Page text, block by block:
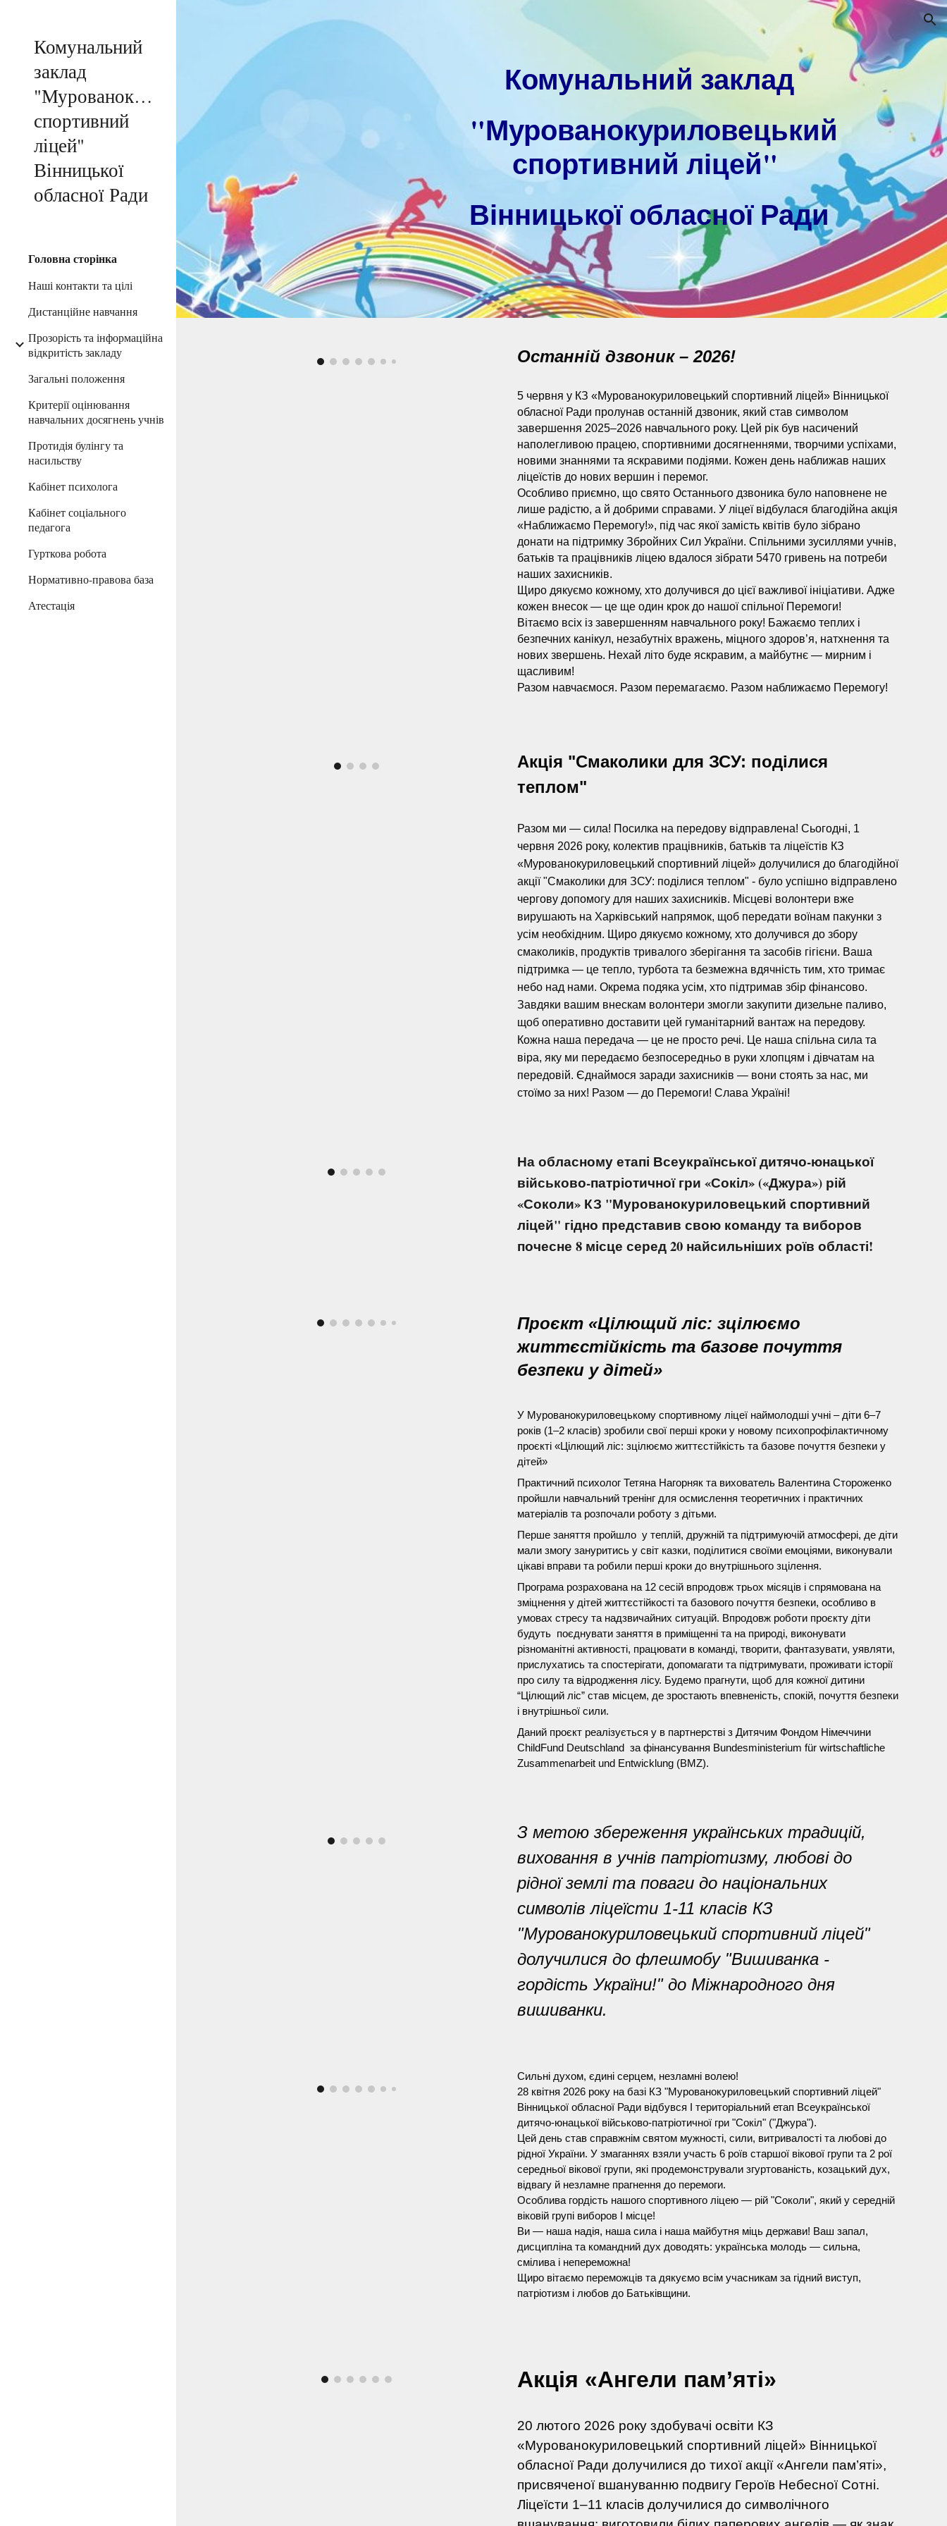
Skip to main content
Комунальний
заклад
"Мурованокуриловецький
спортивний
ліцей"
Вінницької
обласної Ради
Головна сторінка
Наші контакти та цілі
Дистанційне навчання
Прозорість та інформаційна
відкритість закладу
Загальні положення
Критерії оцінювання
навчальних досягнень учнів
Протидія булінгу та
насильству
Кабінет психолога
Кабінет соціального
педагога
Гурткова робота
Нормативно-правова база
Атестація
Комунальний заклад
"Мурованокуриловецький
спортивний ліцей"
Вінницької обласної Ради
Останній дзвоник – 2026!
5 червня у КЗ «Мурованокуриловецький спортивний ліцей» Вінницької
обласної Ради пролунав останній дзвоник, який став символом
завершення 2025–2026 навчального року. Цей рік був насичений
наполегливою працею, спортивними досягненнями, творчими успіхами,
новими знаннями та яскравими подіями. Кожен день наближав наших
ліцеїстів до нових вершин і перемог.
Особливо приємно, що свято Останнього дзвоника було наповнене не
лише радістю, а й добрими справами. У ліцеї відбулася благодійна акція
«Наближаємо Перемогу!», під час якої замість квітів було зібрано
донати на підтримку Збройних Сил України. Спільними зусиллями учнів,
батьків та працівників ліцею вдалося зібрати 5470 гривень на потреби
наших захисників.
Щиро дякуємо кожному, хто долучився до цієї важливої ініціативи. Адже
кожен внесок — це ще один крок до нашої спільної Перемоги!
Вітаємо всіх із завершенням навчального року! Бажаємо теплих і
безпечних канікул, незабутніх вражень, міцного здоров’я, натхнення та
нових звершень. Нехай літо буде яскравим, а майбутнє — мирним і
щасливим!
Разом навчаємося. Разом перемагаємо. Разом наближаємо Перемогу!
Акція "Смаколики для ЗСУ: поділися
теплом"
Разом ми — сила! Посилка на передову відправлена! Сьогодні, 1
червня 2026 року, колектив працівників, батьків та ліцеїстів КЗ
«Мурованокуриловецький спортивний ліцей» долучилися до благодійної
акції "Смаколики для ЗСУ: поділися теплом" - було успішно відправлено
чергову допомогу для наших захисників. Місцеві волонтери вже
вирушають на Харківський напрямок, щоб передати воїнам пакунки з
усім необхідним. Щиро дякуємо кожному, хто долучився до збору
смаколиків, продуктів тривалого зберігання та засобів гігієни. Ваша
підтримка — це тепло, турбота та безмежна вдячність тим, хто тримає
небо над нами. Окрема подяка усім, хто підтримав збір фінансово.
Завдяки вашим внескам волонтери змогли закупити дизельне паливо,
щоб оперативно доставити цей гуманітарний вантаж на передову.
Кожна наша передача — це не просто речі. Це наша спільна сила та
віра, яку ми передаємо безпосередньо в руки хлопцям і дівчатам на
передовій. Єднаймося заради захисників — вони стоять за нас, ми
стоїмо за них! Разом — до Перемоги! Слава Україні!
На обласному етапі Всеукраїнської дитячо-юнацької
військово-патріотичної гри «Сокіл» («Джура») рій
«Соколи» КЗ "Мурованокуриловецький спортивний
ліцей" гідно представив свою команду та виборов
почесне 8 місце серед 20 найсильніших роїв області!
Проєкт «Цілющий ліс: зцілюємо
життєстійкість та базове почуття
безпеки у дітей»
У Мурованокуриловецькому спортивному ліцеї наймолодші учні – діти 6–7
років (1–2 класів) зробили свої перші кроки у новому психопрофілактичному
проєкті «Цілющий ліс: зцілюємо життєстійкість та базове почуття безпеки у
дітей»
Практичний психолог Тетяна Нагорняк та вихователь Валентина Стороженко
пройшли навчальний тренінг для осмислення теоретичних і практичних
матеріалів та розпочали роботу з дітьми.
Перше заняття пройшло у теплій, дружній та підтримуючій атмосфері, де діти
мали змогу зануритись у світ казки, поділитися своїми емоціями, виконували
цікаві вправи та робили перші кроки до внутрішнього зцілення.
Програма розрахована на 12 сесій впродовж трьох місяців і спрямована на
зміцнення у дітей життєстійкості та базового почуття безпеки, особливо в
умовах стресу та надзвичайних ситуацій. Впродовж роботи проєкту діти
будуть поєднувати заняття в приміщенні та на природі, виконувати
різноманітні активності, працювати в команді, творити, фантазувати, уявляти,
прислухатись та спостерігати, допомагати та підтримувати, проживати історії
про силу та відродження лісу. Будемо прагнути, щоб для кожної дитини
“Цілющий ліс” став місцем, де зростають впевненість, спокій, почуття безпеки
і внутрішньої сили.
Даний проєкт реалізується у в партнерстві з Дитячим Фондом Німеччини
ChildFund Deutschland за фінансування Bundesministerium für wirtschaftliche
Zusammenarbeit und Entwicklung (BMZ).
З метою збереження українських традицій,
виховання в учнів патріотизму, любові до
рідної землі та поваги до національних
символів ліцеїсти 1-11 класів КЗ
"Мурованокуриловецький спортивний ліцей"
долучилися до флешмобу "Вишиванка -
гордість України!" до Міжнародного дня
вишиванки.
Сильні духом, єдині серцем, незламні волею!
28 квітня 2026 року на базі КЗ "Мурованокуриловецький спортивний ліцей"
Вінницької обласної Ради відбувся І територіальний етап Всеукраїнської
дитячо-юнацької військово-патріотичної гри "Сокіл" ("Джура").
Цей день став справжнім святом мужності, сили, витривалості та любові до
рідної України. У змаганнях взяли участь 6 роїв старшої вікової групи та 2 рої
середньої вікової групи, які продемонстрували згуртованість, козацький дух,
відвагу й незламне прагнення до перемоги.
Особлива гордість нашого спортивного ліцею — рій "Соколи", який у середній
віковій групі виборов І місце!
Ви — наша надія, наша сила і наша майбутня міць держави! Ваш запал,
дисципліна та командний дух доводять: українська молодь — сильна,
смілива і непереможна!
Щиро вітаємо переможців та дякуємо всім учасникам за гідний виступ,
патріотизм і любов до Батьківщини.
Акція «Ангели пам’яті»
20 лютого 2026 року здобувачі освіти КЗ
«Мурованокуриловецький спортивний ліцей» Вінницької
обласної Ради долучилися до тихої акції «Ангели пам’яті»,
присвяченої вшануванню подвигу Героїв Небесної Сотні.
Ліцеїсти 1–11 класів долучилися до символічного